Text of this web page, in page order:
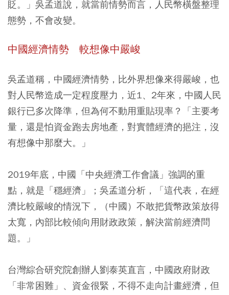
貶。」吳孟道說， 就當前情勢而言，人民幣橫盤整理
態勢，不會改變。
中國經濟情勢 較想像中嚴峻
吳孟道稱，中國經濟情勢，比外界想像來得嚴峻，也
對人民幣造成一定程度壓力，近1、2年來，中國人民
銀行已多次降準， 但為何不動用重貼現率？「主要考
量，還是怕資金跑去房地產，對實體經濟的挹注，沒
有想像中那麼大。」
2019年底，中國「中央經濟工作會議」強調的重
點，就是「穩經濟」；吳孟道分析，「這代表，在經
濟比較嚴峻的情況下，（中國）不敢把貨幣政策放得
太寬， 內部比較傾向用財政政策，解決當前經濟問
題。
」
台灣綜合研究院創辦人劉泰英直言，中國政府財政
「非常困難」、資金很緊，不得不走向計畫經濟，但